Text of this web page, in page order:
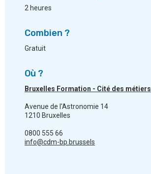
2 heures
Combien ?
Gratuit
Où ?
Bruxelles Formation - Cité des métiers
Avenue de l'Astronomie 14
1210 Bruxelles
0800 555 66
info@cdm-bp.brussels